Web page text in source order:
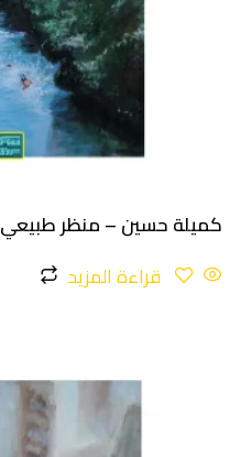
كميلة حسين – منظر طبيعي
قراءة المزيد